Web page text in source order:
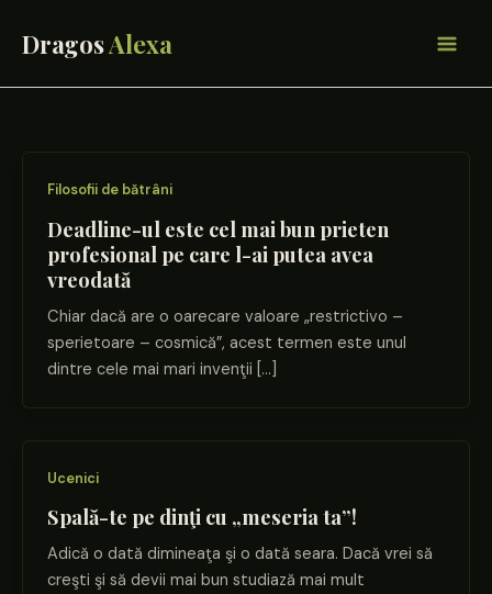
Filosofii de bătrâni
Deadline-ul este cel mai bun prieten
profesional pe care l-ai putea avea
vreodată
Chiar dacă are o oarecare valoare „restrictivo –
sperietoare – cosmică”, acest termen este unul
dintre cele mai mari invenţii […]
Ucenici
Spală-te pe dinţi cu „meseria ta”!
Adică o dată dimineaţa şi o dată seara. Dacă vrei să
creşti şi să devii mai bun studiază mai mult